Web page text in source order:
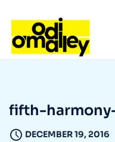
fifth-
DECEMBER 19, 2016